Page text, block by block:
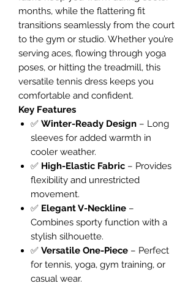
months, while the flattering fit
transitions seamlessly from the court
to the gym or studio. Whether you’re
serving aces, flowing through yoga
poses, or hitting the treadmill, this
versatile tennis dress keeps you
comfortable and confident.
Key Features
✅ Winter-Ready Design – Long
sleeves for added warmth in
cooler weather.
✅ High-Elastic Fabric – Provides
flexibility and unrestricted
movement.
✅ Elegant V-Neckline –
Combines sporty function with a
stylish silhouette.
✅ Versatile One-Piece – Perfect
for tennis, yoga, gym training, or
casual wear.